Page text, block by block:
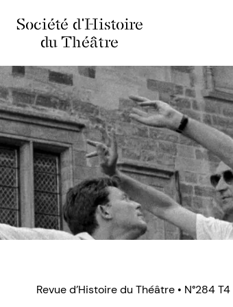
Société d'Histoire
du Théâtre
Revue d’Histoire du Théâtre • N°284